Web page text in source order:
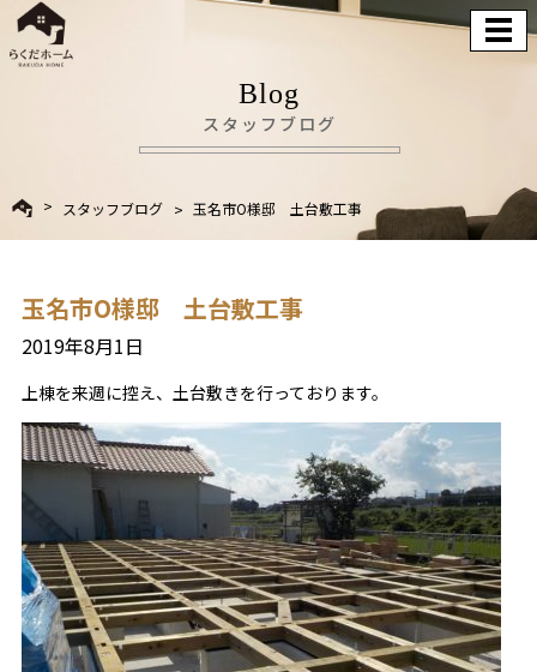
Blog
スタッフブログ
スタッフブログ 玉名市O様邸 土台敷工事
玉名市O様邸 土台敷工事
2019年8月1日
上棟を来週に控え、土台敷きを行っております。